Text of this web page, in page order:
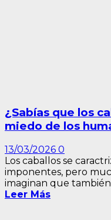
¿Sabías que los
miedo de los
13/03/2026 0
Los caballos se
imponentes, pero
imaginan que
Leer Más